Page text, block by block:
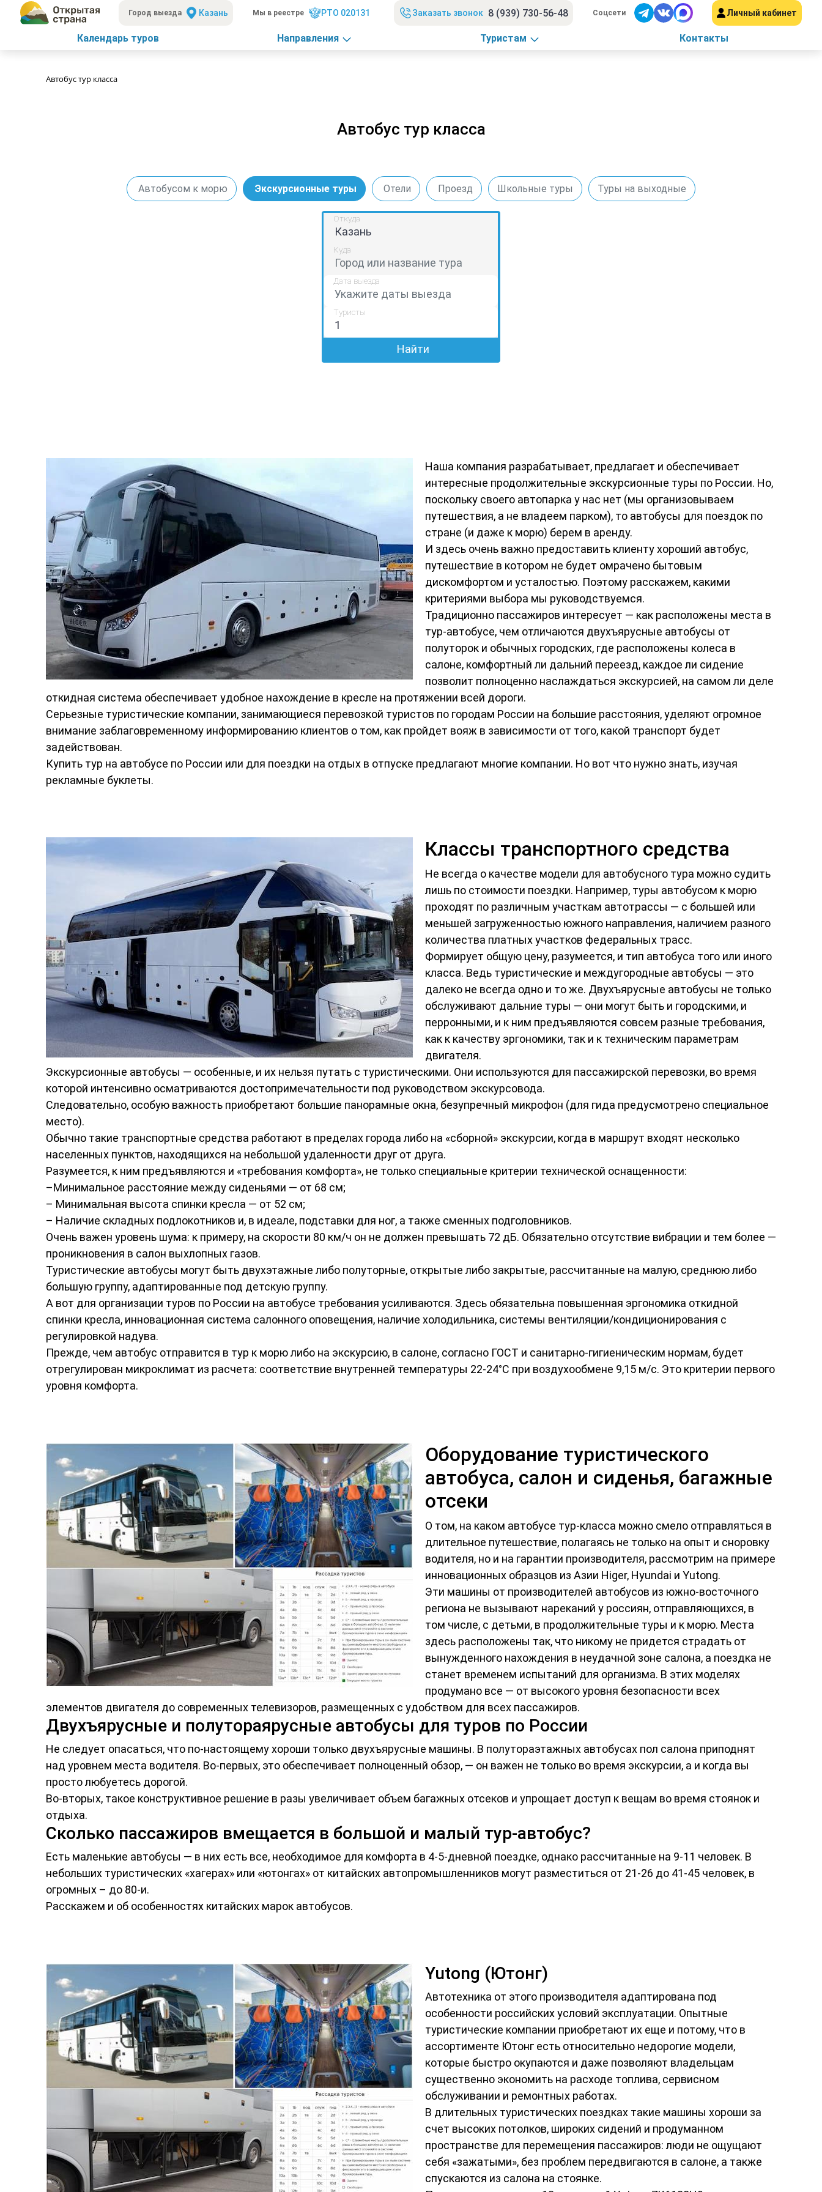
Город выезда Казань Мы в реестре РТО 020131 Заказать звонок 8 (939) 730-56-48 Соцсети Личный кабинет
Календарь туров Направления Туристам Контакты
Автобус тур класса
Автобус тур класса
Автобусом к морю Экскурсионные туры Отели Проезд Школьные туры Туры на выходные
Откуда
Куда
Дата выезда
Туристы
Найти
Наша компания разрабатывает, предлагает и обеспечивает
интересные продолжительные экскурсионные туры по России. Но,
поскольку своего автопарка у нас нет (мы организовываем
путешествия, а не владеем парком), то автобусы для поездок по
стране (и даже к морю) берем в аренду.
И здесь очень важно предоставить клиенту хороший автобус,
путешествие в котором не будет омрачено бытовым
дискомфортом и усталостью. Поэтому расскажем, какими
критериями выбора мы руководствуемся.
Традиционно пассажиров интересует — как расположены места в
тур-автобусе, чем отличаются двухъярусные автобусы от
полуторок и обычных городских, где расположены колеса в
салоне, комфортный ли дальний переезд, каждое ли сидение
позволит полноценно наслаждаться экскурсией, на самом ли деле
откидная система обеспечивает удобное нахождение в кресле на протяжении всей дороги.
Серьезные туристические компании, занимающиеся перевозкой туристов по городам России на большие расстояния, уделяют огромное
внимание заблаговременному информированию клиентов о том, как пройдет вояж в зависимости от того, какой транспорт будет
задействован.
Купить тур на автобусе по России или для поездки на отдых в отпуске предлагают многие компании. Но вот что нужно знать, изучая
рекламные буклеты.
Классы транспортного средства
Не всегда о качестве модели для автобусного тура можно судить
лишь по стоимости поездки. Например, туры автобусом к морю
проходят по различным участкам автотрассы — с большей или
меньшей загруженностью южного направления, наличием разного
количества платных участков федеральных трасс.
Формирует общую цену, разумеется, и тип автобуса того или иного
класса. Ведь туристические и междугородные автобусы — это
далеко не всегда одно и то же. Двухъярусные автобусы не только
обслуживают дальние туры — они могут быть и городскими, и
перронными, и к ним предъявляются совсем разные требования,
как к качеству эргономики, так и к техническим параметрам
двигателя.
Экскурсионные автобусы — особенные, и их нельзя путать с туристическими. Они используются для пассажирской перевозки, во время
которой интенсивно осматриваются достопримечательности под руководством экскурсовода.
Следовательно, особую важность приобретают большие панорамные окна, безупречный микрофон (для гида предусмотрено специальное
место).
Обычно такие транспортные средства работают в пределах города либо на «сборной» экскурсии, когда в маршрут входят несколько
населенных пунктов, находящихся на небольшой удаленности друг от друга.
Разумеется, к ним предъявляются и «требования комфорта», не только специальные критерии технической оснащенности:
–Минимальное расстояние между сиденьями — от 68 см;
– Минимальная высота спинки кресла — от 52 см;
– Наличие складных подлокотников и, в идеале, подставки для ног, а также сменных подголовников.
Очень важен уровень шума: к примеру, на скорости 80 км/ч он не должен превышать 72 дБ. Обязательно отсутствие вибрации и тем более —
проникновения в салон выхлопных газов.
Туристические автобусы могут быть двухэтажные либо полуторные, открытые либо закрытые, рассчитанные на малую, среднюю либо
большую группу, адаптированные под детскую группу.
А вот для организации туров по России на автобусе требования усиливаются. Здесь обязательна повышенная эргономика откидной
спинки кресла, инновационная система салонного оповещения, наличие холодильника, системы вентиляции/кондиционирования с
регулировкой надува.
Прежде, чем автобус отправится в тур к морю либо на экскурсию, в салоне, согласно ГОСТ и санитарно-гигиеническим нормам, будет
отрегулирован микроклимат из расчета: соответствие внутренней температуры 22-24°C при воздухообмене 9,15 м/с. Это критерии первого
уровня комфорта.
Оборудование туристического
автобуса, салон и сиденья, багажные
отсеки
О том, на каком автобусе тур-класса можно смело отправляться в
длительное путешествие, полагаясь не только на опыт и сноровку
водителя, но и на гарантии производителя, рассмотрим на примере
инновационных образцов из Азии Higer, Hyundai и Yutong.
Эти машины от производителей автобусов из южно-восточного
региона не вызывают нареканий у россиян, отправляющихся, в
том числе, с детьми, в продолжительные туры и к морю. Места
здесь расположены так, что никому не придется страдать от
вынужденного нахождения в неудачной зоне салона, а поездка не
станет временем испытаний для организма. В этих моделях
продумано все — от высокого уровня безопасности всех
элементов двигателя до современных телевизоров, размещенных с удобством для всех пассажиров.
Двухъярусные и полутораярусные автобусы для туров по России
Не следует опасаться, что по-настоящему хороши только двухъярусные машины. В полутораэтажных автобусах пол салона приподнят
над уровнем места водителя. Во-первых, это обеспечивает полноценный обзор, — он важен не только во время экскурсии, а и когда вы
просто любуетесь дорогой.
Во-вторых, такое конструктивное решение в разы увеличивает объем багажных отсеков и упрощает доступ к вещам во время стоянок и
отдыха.
Сколько пассажиров вмещается в большой и малый тур-автобус?
Есть маленькие автобусы — в них есть все, необходимое для комфорта в 4-5-дневной поездке, однако рассчитанные на 9-11 человек. В
небольших туристических «хагерах» или «ютонгах» от китайских автопромышленников могут разместиться от 21-26 до 41-45 человек, в
огромных – до 80-и.
Расскажем и об особенностях китайских марок автобусов.
Yutong (Ютонг)
Автотехника от этого производителя адаптирована под
особенности российских условий эксплуатации. Опытные
туристические компании приобретают их еще и потому, что в
ассортименте Ютонг есть относительно недорогие модели,
которые быстро окупаются и даже позволяют владельцам
существенно экономить на расходе топлива, сервисном
обслуживании и ремонтных работах.
В длительных туристических поездках такие машины хороши за
счет высоких потолков, широких сидений и продуманном
пространстве для перемещения пассажиров: люди не ощущают
себя «зажатыми», без проблем передвигаются в салоне, а также
спускаются из салона на стоянке.